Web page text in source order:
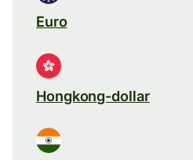
Euro
Hongkong-dollar